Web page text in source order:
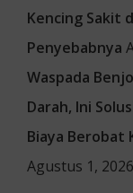
Kencing Sakit
Penyebabnya
Waspada
Darah, Ini
Biaya Berobat
Agustus 1, 2026